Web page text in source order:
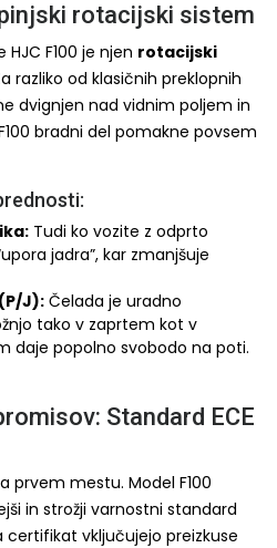
rotacijski sistem
F100 je njen rotacijski
razliko od klasičnih preklopnih
dvignjen nad vidnim poljem in
bradni del pomakne povsem
Tudi ko vozite z odprto
jadra”, kar zmanjšuje
J): Čelada je uradno
tako v zaprtem kot v
daje popolno svobodo na poti.
Standard ECE
prvem mestu. Model F100
in strožji varnostni standard
certifikat vključujejo preizkuse